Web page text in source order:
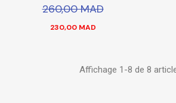
260,00 MAD
230,00 MAD
Affichage 1-8 de 8